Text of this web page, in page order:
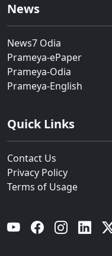
News
News7 Odia
Prameya-ePaper
Prameya-Odia
Prameya-English
Quick Links
Contact Us
Privacy Policy
Terms of Usage
YouTube Facebook Instagram Linkedin